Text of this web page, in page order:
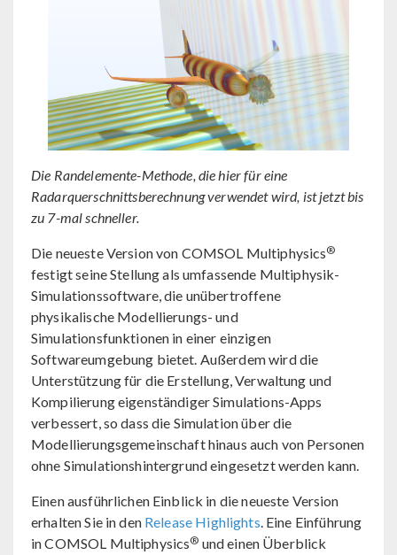
Die Randelemente-Methode, die hier für eine
Radarquerschnittsberechnung verwendet wird, ist jetzt bis
zu 7-mal schneller.
Die neueste Version von COMSOL Multiphysics®
festigt seine Stellung als umfassende Multiphysik-
Simulationssoftware, die unübertroffene
physikalische Modellierungs- und
Simulationsfunktionen in einer einzigen
Softwareumgebung bietet. Außerdem wird die
Unterstützung für die Erstellung, Verwaltung und
Kompilierung eigenständiger Simulations-Apps
verbessert, so dass die Simulation über die
Modellierungsgemeinschaft hinaus auch von Personen
ohne Simulationshintergrund eingesetzt werden kann.
Einen ausführlichen Einblick in die neueste Version
erhalten Sie in den Release Highlights. Eine Einführung
in COMSOL Multiphysics® und einen Überblick